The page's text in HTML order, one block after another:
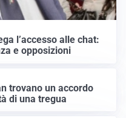
l’accesso alle chat:
e opposizioni
trovano un accordo
di una tregua